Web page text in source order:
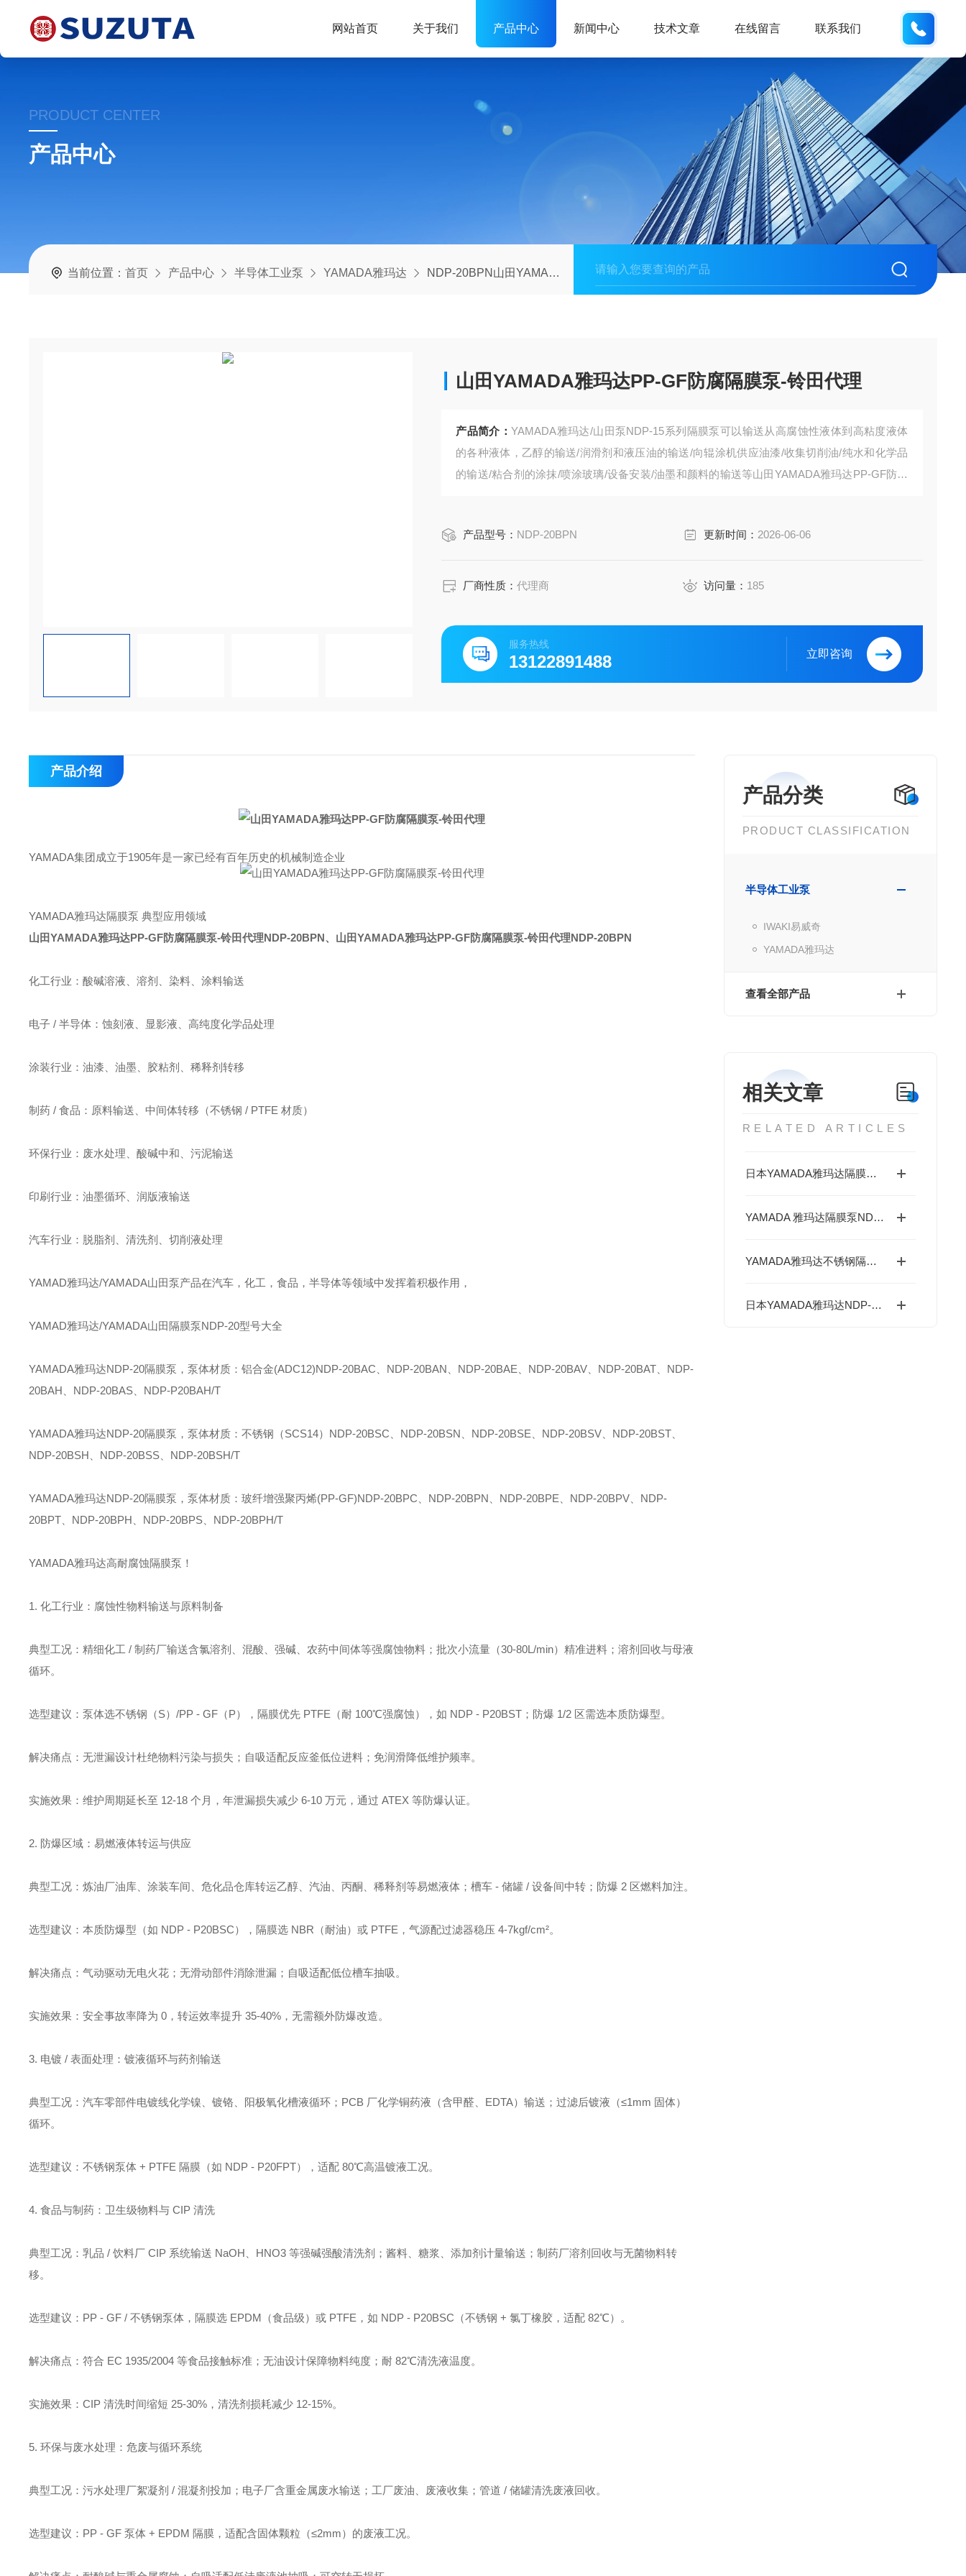
网站首页 关于我们 产品中心 新闻中心 技术文章 在线留言 联系我们
PRODUCT CENTER
产品中心
当前位置：首页 产品中心 半导体工业泵 YAMADA雅玛达 NDP-20BPN山田YAMADA雅玛达PP-GF防腐隔膜泵-铃田代理
山田YAMADA雅玛达PP-GF防腐隔膜泵-铃田代理
产品简介：YAMADA雅玛达/山田泵NDP-15系列隔膜泵可以输送从高腐蚀性液体到高粘度液体
的各种液体，乙醇的输送/润滑剂和液压油的输送/向辊涂机供应油漆/收集切削油/纯水和化学品
的输送/粘合剂的涂抹/喷涂玻璃/设备安装/油墨和颜料的输送等山田YAMADA雅玛达PP-GF防腐
产品型号： NDP-20BPN 更新时间： 2026-06-06
厂商性质：代理商 访问量： 185
服务热线
13122891488 立即咨询
产品分类
PRODUCT CLASSIFICATION
半导体工业泵
IWAKI易威奇
YAMADA雅玛达
查看全部产品
相关文章
RELATED ARTICLES
日本YAMADA雅玛达隔膜泵NDP-25系列的玻纤增强聚丙烯（PP-GF）泵体
YAMADA 雅玛达隔膜泵NDP-25系列铸铁（S45C）简介
YAMADA雅玛达不锈钢隔膜泵NDP-15系列深度分析
日本YAMADA雅玛达NDP-15气动隔膜泵应用领域
产品介绍
YAMADA集团成立于1905年是一家已经有百年历史的机械制造企业
YAMADA雅玛达隔膜泵 典型应用领域
山田YAMADA雅玛达PP-GF防腐隔膜泵-铃田代理NDP-20BPN、 山田YAMADA雅玛达PP-GF防腐隔膜泵-铃田代理NDP-20BPN
化工行业：酸碱溶液、溶剂、染料、涂料输送
电子 / 半导体：蚀刻液、显影液、高纯度化学品处理
涂装行业：油漆、油墨、胶粘剂、稀释剂转移
制药 / 食品：原料输送、中间体转移（不锈钢 / PTFE 材质）
环保行业：废水处理、酸碱中和、污泥输送
印刷行业：油墨循环、润版液输送
汽车行业：脱脂剂、清洗剂、切削液处理
YAMAD雅玛达/YAMADA山田泵产品在汽车，化工，食品，半导体等领域中发挥着积极作用，
YAMAD雅玛达/YAMADA山田隔膜泵NDP-20型号大全
YAMADA雅玛达NDP-20隔膜泵，泵体材质：铝合金(ADC12)NDP-20BAC、NDP-20BAN、NDP-20BAE、NDP-20BAV、NDP-20BAT、NDP-
20BAH、NDP-20BAS、NDP-P20BAH/T
YAMADA雅玛达NDP-20隔膜泵，泵体材质：不锈钢（SCS14）NDP-20BSC、NDP-20BSN、NDP-20BSE、NDP-20BSV、NDP-20BST、
NDP-20BSH、NDP-20BSS、NDP-20BSH/T
YAMADA雅玛达NDP-20隔膜泵，泵体材质：玻纤增强聚丙烯(PP-GF)NDP-20BPC、NDP-20BPN、NDP-20BPE、NDP-20BPV、NDP-
20BPT、NDP-20BPH、NDP-20BPS、NDP-20BPH/T
YAMADA雅玛达高耐腐蚀隔膜泵！
1. 化工行业：腐蚀性物料输送与原料制备
典型工况：精细化工 / 制药厂输送含氯溶剂、混酸、强碱、农药中间体等强腐蚀物料；批次小流量（30-80L/min）精准进料；溶剂回收与母液
循环。
选型建议：泵体选不锈钢（S）/PP - GF（P），隔膜优先 PTFE（耐 100℃强腐蚀），如 NDP - P20BST；防爆 1/2 区需选本质防爆型。
解决痛点：无泄漏设计杜绝物料污染与损失；自吸适配反应釜低位进料；免润滑降低维护频率。
实施效果：维护周期延长至 12-18 个月，年泄漏损失减少 6-10 万元，通过 ATEX 等防爆认证。
2. 防爆区域：易燃液体转运与供应
典型工况：炼油厂油库、涂装车间、危化品仓库转运乙醇、汽油、丙酮、稀释剂等易燃液体；槽车 - 储罐 / 设备间中转；防爆 2 区燃料加注。
选型建议：本质防爆型（如 NDP - P20BSC），隔膜选 NBR（耐油）或 PTFE，气源配过滤器稳压 4-7kgf/cm²。
解决痛点：气动驱动无电火花；无滑动部件消除泄漏；自吸适配低位槽车抽吸。
实施效果：安全事故率降为 0，转运效率提升 35-40%，无需额外防爆改造。
3. 电镀 / 表面处理：镀液循环与药剂输送
典型工况：汽车零部件电镀线化学镍、镀铬、阳极氧化槽液循环；PCB 厂化学铜药液（含甲醛、EDTA）输送；过滤后镀液（≤1mm 固体）
循环。
选型建议：不锈钢泵体 + PTFE 隔膜（如 NDP - P20FPT），适配 80℃高温镀液工况。
4. 食品与制药：卫生级物料与 CIP 清洗
典型工况：乳品 / 饮料厂 CIP 系统输送 NaOH、HNO3 等强碱强酸清洗剂；酱料、糖浆、添加剂计量输送；制药厂溶剂回收与无菌物料转
移。
选型建议：PP - GF / 不锈钢泵体，隔膜选 EPDM（食品级）或 PTFE，如 NDP - P20BSC（不锈钢 + 氯丁橡胶，适配 82℃）。
解决痛点：符合 EC 1935/2004 等食品接触标准；无油设计保障物料纯度；耐 82℃清洗液温度。
实施效果：CIP 清洗时间缩短 25-30%，清洗剂损耗减少 12-15%。
5. 环保与废水处理：危废与循环系统
典型工况：污水处理厂絮凝剂 / 混凝剂投加；电子厂含重金属废水输送；工厂废油、废液收集；管道 / 储罐清洗废液回收。
选型建议：PP - GF 泵体 + EPDM 隔膜，适配含固体颗粒（≤2mm）的废液工况。